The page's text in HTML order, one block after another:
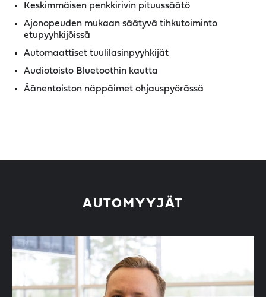
Keskimmäisen penkkirivin pituussäätö
Ajonopeuden mukaan säätyvä tihkutoiminto
etupyyhkijöissä
Automaattiset tuulilasinpyyhkijät
Audiotoisto Bluetoothin kautta
Äänentoiston näppäimet ohjauspyörässä
AUTOMYYJÄT